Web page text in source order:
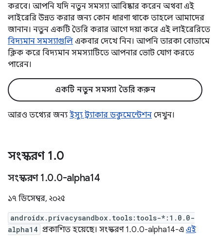
করবে। আপনি যদি নতুন সমস্যা আবিষ্কার করেন অথবা এই
লাইব্রেরি উন্নত করার জন্য কোন ধারণা থাকে তাহলে আমাদের
জানান। নতুন একটি তৈরি করার আগে দয়া করে এই লাইব্রেরিতে
বিদ্যমান সমস্যাগুলি একবার দেখে নিন। আপনি তারকা বোতামে
ক্লিক করে বিদ্যমান সমস্যাটিতে আপনার ভোট যোগ করতে
পারেন।
একটি নতুন সমস্যা তৈরি করুন
আরও তথ্যের জন্য ইস্যু ট্র্যাকার ডকুমেন্টেশন দেখুন।
সংস্করণ 1.0
সংস্করণ 1.0.0-alpha14
১৭ ডিসেম্বর, ২০২৫
androidx.privacysandbox.tools:tools-*:1.0.0-
alpha14 প্রকাশিত হয়েছে। সংস্করণ 1.0.0-alpha14-এ এই